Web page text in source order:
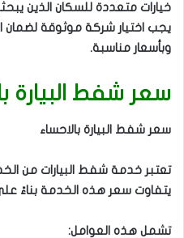
خيارات متعددة للسكان الذين
يجب اختيار شركة موثوقة
وبأسعار مناسبة.
سعر شفط البيارة
سعر شفط البيارة بالاحساء
تعتبر خدمة شفط البيارات من
يتفاوت سعر هذه الخدمة بناءً
تشمل هذه العوامل: